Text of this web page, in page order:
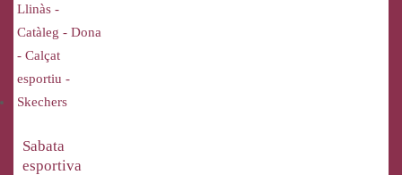
Sabata
esportiva